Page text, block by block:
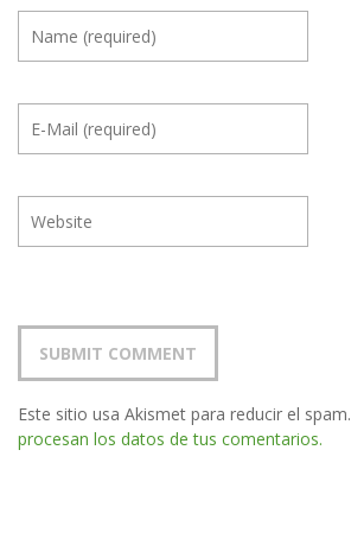
Este sitio usa Akismet para reducir el spam.
procesan los datos de tus comentarios.